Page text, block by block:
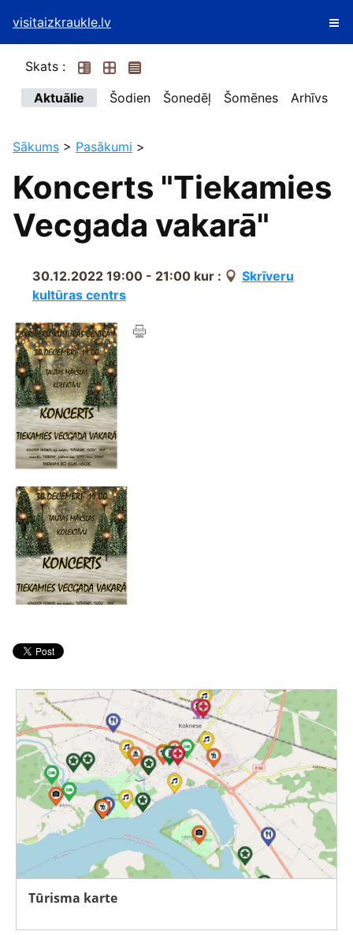
visitaizkraukle.lv
Skats :
Aktuālie
Šodien Šonedēļ Šomēnes Arhīvs
Sākums > Pasākumi >
Koncerts "Tiekamies
Vecgada vakarā"
30.12.2022 19:00 - 21:00 kur :
Skrīveru
kultūras centrs
Tūrisma karte